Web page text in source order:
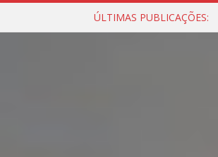
ÚLTIMAS PUBLICAÇÕES: